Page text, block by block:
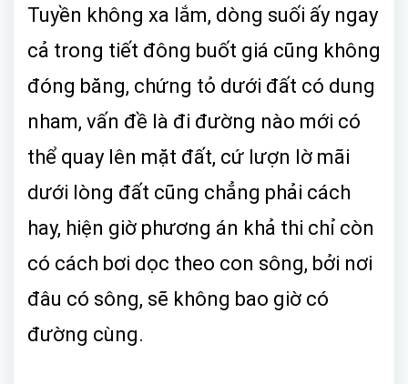
Tuyền không xa lắm, dòng suối ấy ngay
cả trong tiết đông buốt giá cũng không
đóng băng, chứng tỏ dưới đất có dung
nham, vấn đề là đi đường nào mới có
thể quay lên mặt đất, cứ lượn lờ mãi
dưới lòng đất cũng chẳng phải cách
hay, hiện giờ phương án khả thi chỉ còn
có cách bơi dọc theo con sông, bởi nơi
đâu có sông, sẽ không bao giờ có
đường cùng.